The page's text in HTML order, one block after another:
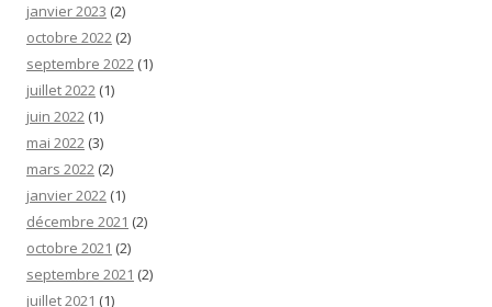
janvier 2023 (2)
octobre 2022 (2)
septembre 2022 (1)
juillet 2022 (1)
juin 2022 (1)
mai 2022 (3)
mars 2022 (2)
janvier 2022 (1)
décembre 2021 (2)
octobre 2021 (2)
septembre 2021 (2)
juillet 2021 (1)